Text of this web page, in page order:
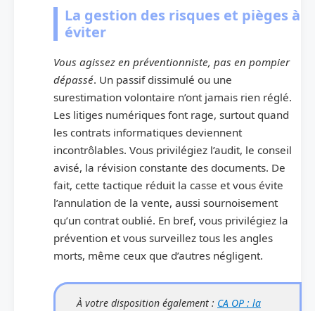
La gestion des risques et pièges à
éviter
Vous agissez en préventionniste, pas en pompier
dépassé. Un passif dissimulé ou une
surestimation volontaire n’ont jamais rien réglé.
Les litiges numériques font rage, surtout quand
les contrats informatiques deviennent
incontrôlables. Vous privilégiez l’audit, le conseil
avisé, la révision constante des documents. De
fait, cette tactique réduit la casse et vous évite
l’annulation de la vente, aussi sournoisement
qu’un contrat oublié. En bref, vous privilégiez la
prévention et vous surveillez tous les angles
morts, même ceux que d’autres négligent.
À votre disposition également : CA OP : la